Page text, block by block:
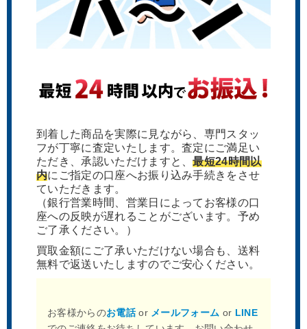
到着した商品を実際に見ながら、専門スタッ
フが丁寧に査定いたします。査定にご満足い
ただき、承認いただけますと、最短24時間以
内にご指定の口座へお振り込み手続きをさせ
ていただきます。
（銀行営業時間、営業日によってお客様の口
座への反映が遅れることがございます。予め
ご了承ください。）
買取金額にご了承いただけない場合も、送料
無料で返送いたしますのでご安心ください。
お客様からのお電話or メールフォーム or LINE